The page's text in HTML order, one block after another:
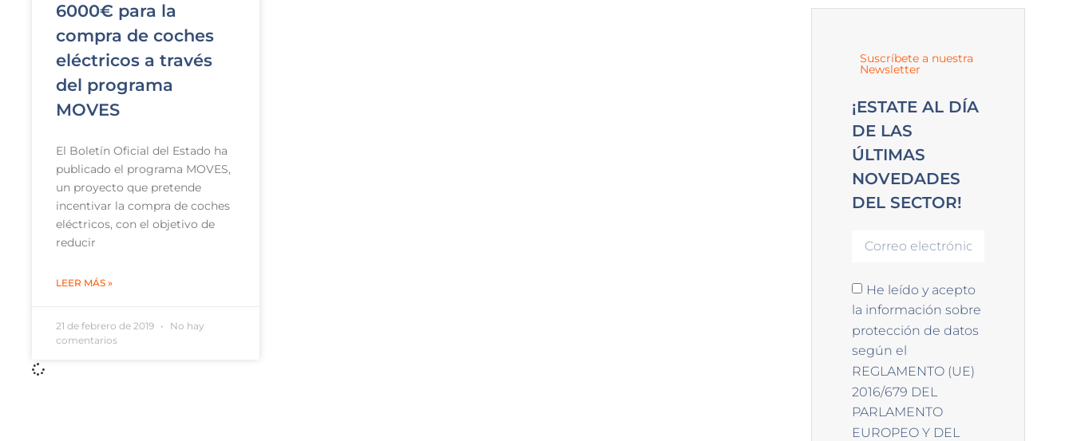
6000€ para la
compra de coches
eléctricos a través
del programa
MOVES
El Boletín Oficial del Estado ha
publicado el programa MOVES,
un proyecto que pretende
incentivar la compra de coches
eléctricos, con el objetivo de
reducir
LEER MÁS »
21 de febrero de 2019
No hay
comentarios
Suscríbete a nuestra
Newsletter
¡ESTATE AL DÍA
DE LAS
ÚLTIMAS
NOVEDADES
DEL SECTOR!
He leído y acepto
la información sobre
protección de datos
según el
REGLAMENTO (UE)
2016/679 DEL
PARLAMENTO
EUROPEO Y DEL